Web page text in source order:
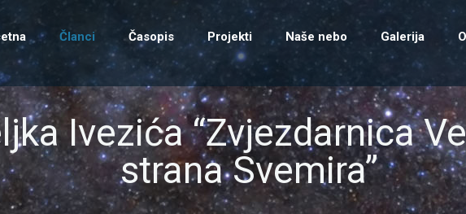
Članci Časopis Projekti Naše nebo Galerija
Ivezića “Zvjezdarnica
strana Svemira”